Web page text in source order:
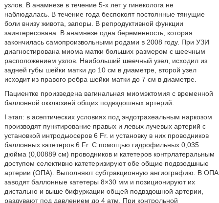
узлов. В анамнезе в течение 5-х лет у гинеколога не
наблюдалась. В течение года беспокоят постоянные тянущие
боли внизу живота, запоры. В репродуктивной функции
заинтересована. В анамнезе одна беременность, которая
закончилась самопроизвольными родами в 2008 году. При УЗИ
диагностирована миома матки больших размером с шеечным
расположением узлов. Наибольший шеечный узел, исходил из
задней губы шейки матки до 10 см в диаметре, второй узел
исходит из правого ребра шейки матки до 7 см в диаметре.
Пациентке произведена вагинальная миомэктомия с временной
баллонной окклюзией общих подвздошных артерий.
I этап: в асептических условиях под эндотрахеальным наркозом
производят пунктирование правых и левых лучевых артерий с
установкой интродьюсеров 6 Fr. и установку в них проводников
баллонных катетеров 6 Fr. С помощью гидрофильных 0,035
дюйма (0,00889 см) проводников и катетеров контрлатеральным
доступом селективно катетеризируют обе общие подвзодшные
артерии (ОПА). Выполняют субтракционную ангиографию. В ОПА
заводят баллонные катетеры 8×30 мм и позиционируют их
дистально и выше бифуркации общей подвздошной артерии,
раздувают под давлением до 4 атм. При контрольной